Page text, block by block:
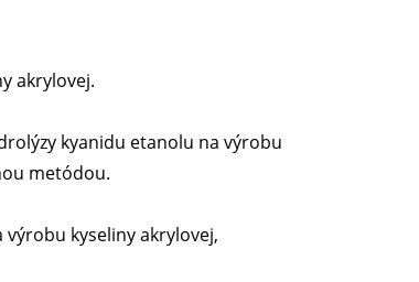
akrylovej.
kyanidu etanolu na výrobu
metódou.
kyseliny akrylovej,